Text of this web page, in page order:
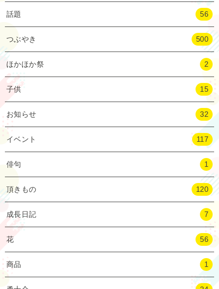
話題 56
つぶやき 500
ほかほか祭 2
子供 15
お知らせ 32
イベント 117
俳句 1
頂きもの 120
成長日記 7
花 56
商品 1